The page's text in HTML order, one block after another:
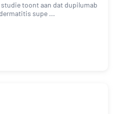
toont aan dat dupilumab
supe ...